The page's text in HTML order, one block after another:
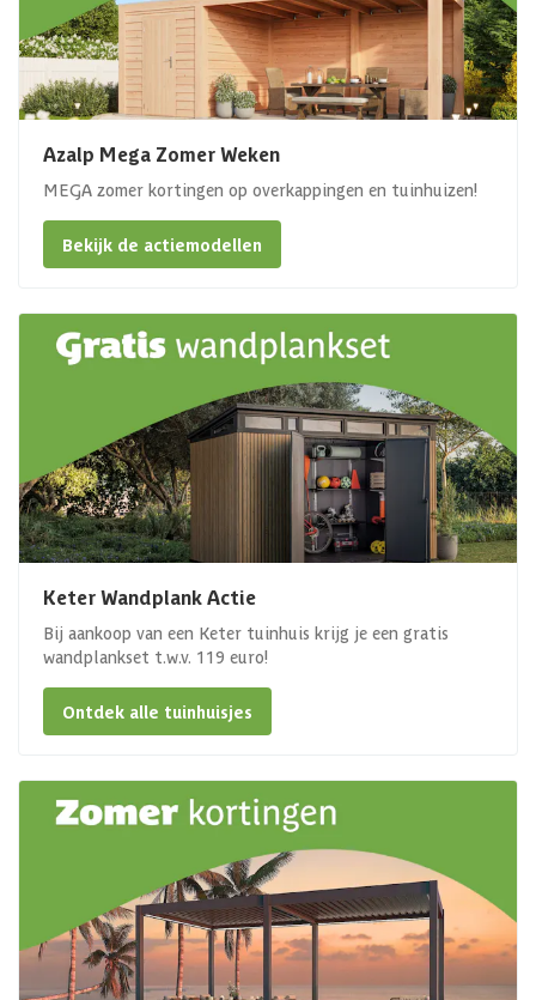
Azalp Mega Zomer Weken
MEGA zomer kortingen op overkappingen en tuinhuizen!
Bekijk de actiemodellen
Keter Wandplank Actie
Bij aankoop van een Keter tuinhuis krijg je een gratis
wandplankset t.w.v. 119 euro!
Ontdek alle tuinhuisjes